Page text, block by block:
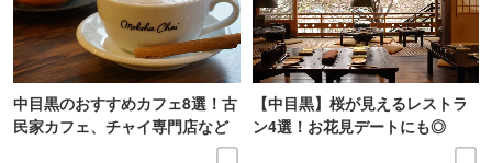
中目黒のおすすめカフェ8選！古
民家カフェ、チャイ専門店など
【中目黒】桜が見えるレストラ
ン4選！お花見デートにも◎